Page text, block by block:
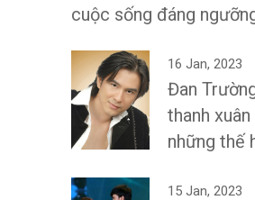
cuộc sống đáng
16 Jan, 2023
Đan
thanh
những thế
15 Jan, 2023